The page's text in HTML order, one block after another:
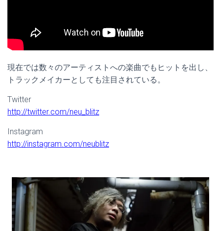
現在では数々のアーティストへの楽曲でもヒットを出し、
トラックメイカーとしても注目されている。
Twitter
http://twitter.com/neu_blitz
Instagram
http://instagram.com/neublitz